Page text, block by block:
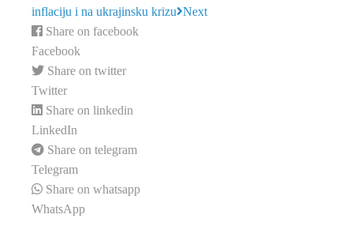
inflaciju i na ukrajinsku krizu Next
Share on facebook
Facebook
Share on twitter
Twitter
Share on linkedin
LinkedIn
Share on telegram
Telegram
Share on whatsapp
WhatsApp